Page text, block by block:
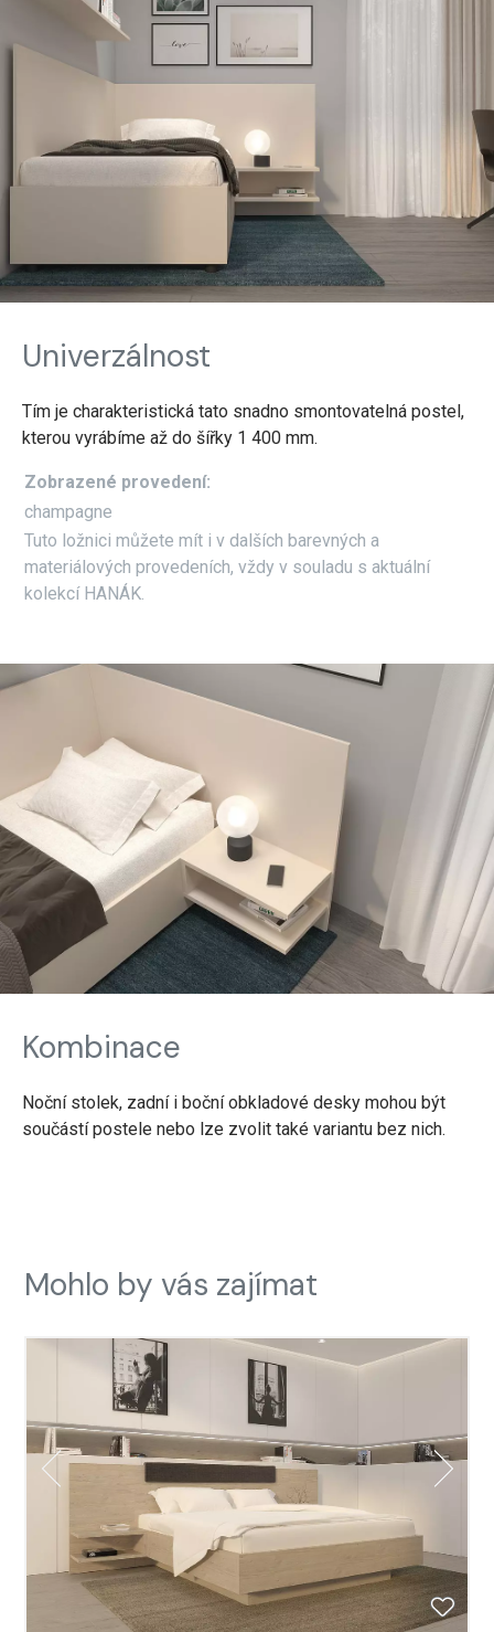
Univerzálnost
Tím je charakteristická tato snadno smontovatelná postel,
kterou vyrábíme až do šířky 1 400 mm.
Zobrazené provedení:
champagne
Tuto ložnici můžete mít i v dalších barevných a
materiálových provedeních, vždy v souladu s aktuální
kolekcí HANÁK.
Kombinace
Noční stolek, zadní i boční obkladové desky mohou být
součástí postele nebo lze zvolit také variantu bez nich.
Mohlo by vás zajímat